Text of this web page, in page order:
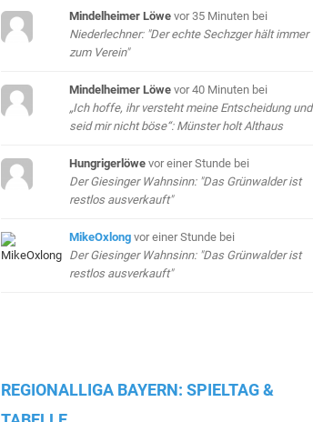
Mindelheimer Löwe vor 35 Minuten bei
Niederlechner: "Der echte Sechzger hält immer
zum Verein"
Mindelheimer Löwe vor 40 Minuten bei
„Ich hoffe, ihr versteht meine Entscheidung und
seid mir nicht böse“: Münster holt Althaus
Hungrigerlöwe vor einer Stundebei
Der Giesinger Wahnsinn: "Das Grünwalder ist
restlos ausverkauft"
MikeOxlong vor einer Stundebei
Der Giesinger Wahnsinn: "Das Grünwalder ist
restlos ausverkauft"
REGIONALLIGA BAYERN: SPIELTAG &